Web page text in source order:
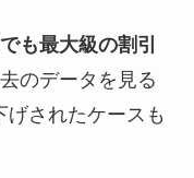
も最大級の割引
のデータを見る
げされたケースも